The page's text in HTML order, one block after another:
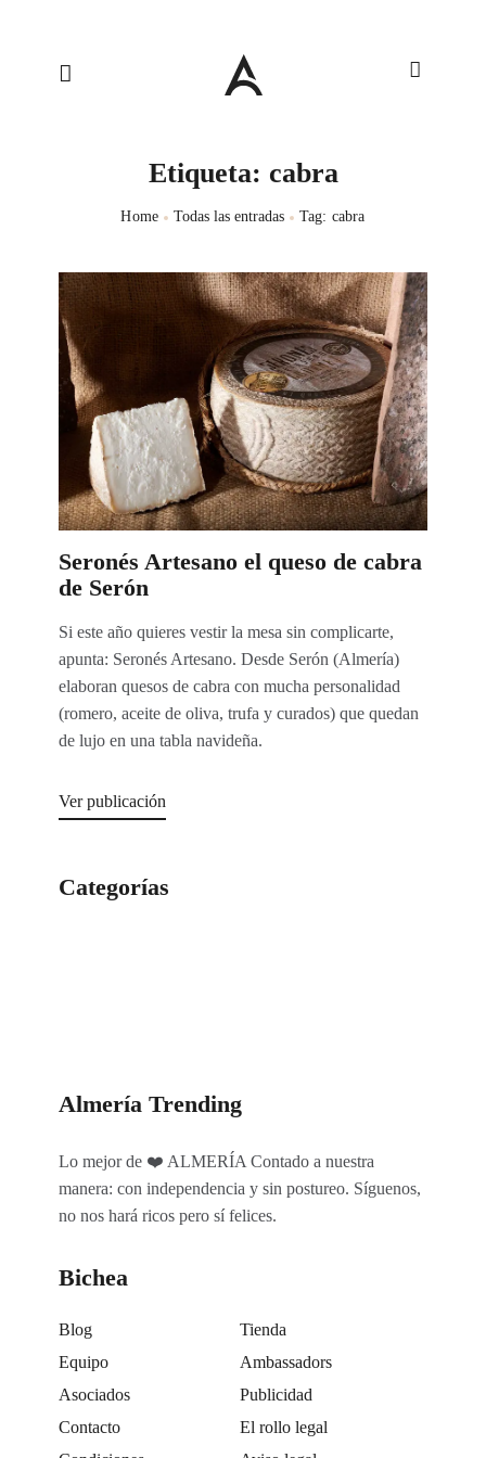
Etiqueta: cabra
Home Todas las entradas Tag: cabra
Seronés Artesano el queso de cabra
de Serón
Si este año quieres vestir la mesa sin complicarte,
apunta: Seronés Artesano. Desde Serón (Almería)
elaboran quesos de cabra con mucha personalidad
(romero, aceite de oliva, trufa y curados) que quedan
de lujo en una tabla navideña.
Ver publicación
Categorías
Almería Trending
Lo mejor de ❤️ ALMERÍA Contado a nuestra
manera: con independencia y sin postureo. Síguenos,
no nos hará ricos pero sí felices.
Bichea
Blog
Tienda
Equipo
Ambassadors
Asociados
Publicidad
Contacto
El rollo legal